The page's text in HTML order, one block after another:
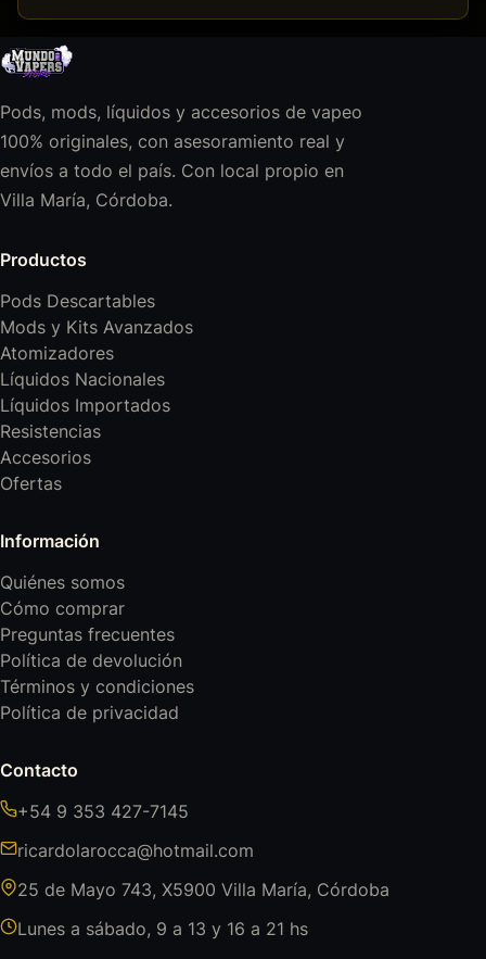
Pods, mods, líquidos y accesorios de vapeo
100% originales, con asesoramiento real y
envíos a todo el país. Con local propio en
Villa María, Córdoba.
Productos
Pods Descartables
Mods y Kits Avanzados
Atomizadores
Líquidos Nacionales
Líquidos Importados
Resistencias
Accesorios
Ofertas
Información
Quiénes somos
Cómo comprar
Preguntas frecuentes
Política de devolución
Términos y condiciones
Política de privacidad
Contacto
+54 9 353 427-7145
ricardolarocca@hotmail.com
25 de Mayo 743, X5900 Villa María, Córdoba
Lunes a sábado, 9 a 13 y 16 a 21 hs